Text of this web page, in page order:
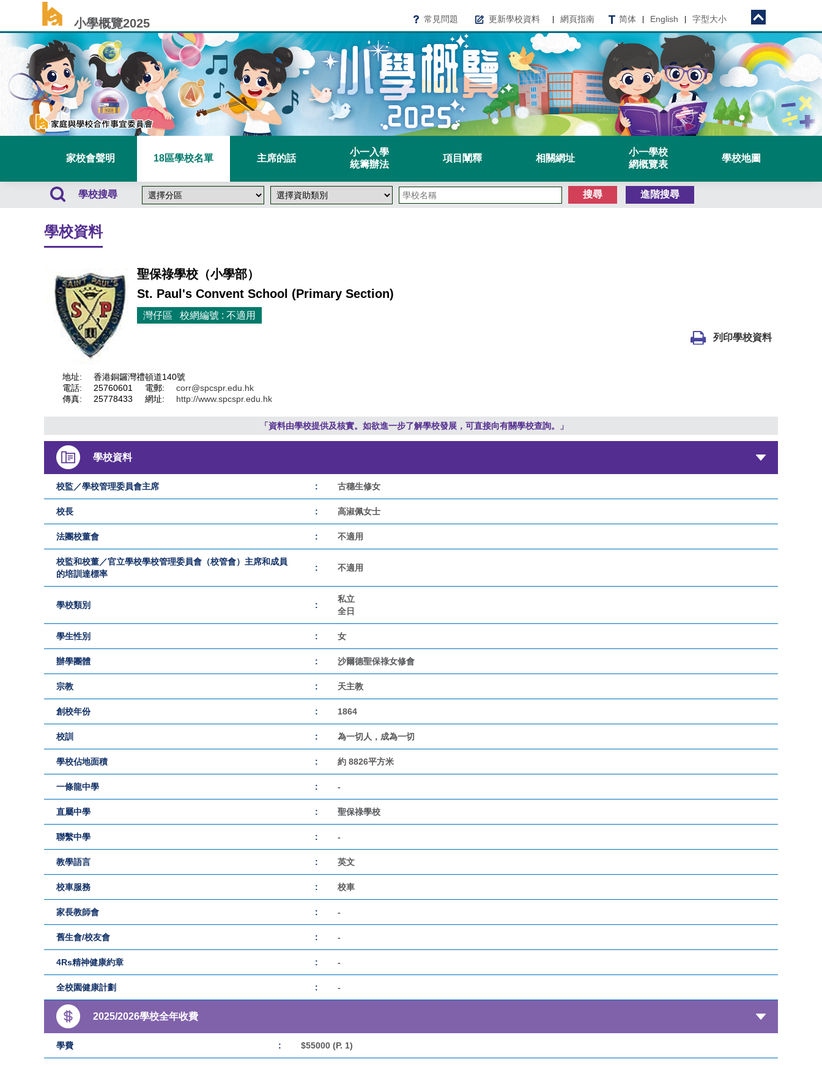
小學概覽2025 字型大小
English
简体
網頁指南
更新學校資料
常見問題
家校會聲明 18區學校名單 主席的話
小一入學
統籌辦法
項目闡釋 相關網址
小一學校
網概覽表
學校地圖
學校搜尋
學校資料
聖保祿學校（小學部）
St. Paul's Convent School (Primary Section)
灣仔區 校網編號 : 不適用
列印學校資料
地址:
香港銅鑼灣禮頓道140號
電話:
25760601 電郵:
corr@spcspr.edu.hk
傳真:
25778433 網址: http://www.spcspr.edu.hk
「資料由學校提供及核實。如欲進一步了解學校發展，可直接向有關學校查詢。」
學校資料
校監／學校管理委員會主席 : 古穗生修女
校長 : 高淑佩女士
法團校董會 : 不適用
校監和校董／官立學校學校管理委員會（校管會）主席和成員
的培訓達標率
: 不適用
學校類別 :
私立
全日
學生性別 : 女
辦學團體 : 沙爾德聖保祿女修會
宗教 : 天主教
創校年份 : 1864
校訓 : 為一切人，成為一切
學校佔地面積 : 約 8826平方米
一條龍中學 : -
直屬中學 : 聖保祿學校
聯繫中學 : -
教學語言 : 英文
校車服務 : 校車
家長教師會 : -
舊生會/校友會 : -
4Rs精神健康約章 : -
全校園健康計劃 : -
2025/2026學校全年收費
學費 : $55000 (P. 1)